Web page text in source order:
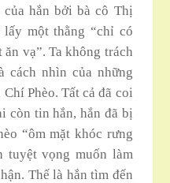
của hắn bởi bà cô Thị
lấy một thằng “chỉ có
vạ”. Ta không trách
cách nhìn của những
Phèo. Tất cả đã coi
còn tin hắn, hắn đã bị
“ôm mặt khóc rưng
tuyệt vọng muốn làm
Thế là hắn tìm đến